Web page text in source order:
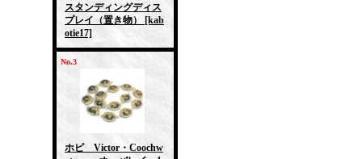
スタンディングディス
プレイ（置き物）
[kab
otie17]
No.3
ホピ Victor・Coochw